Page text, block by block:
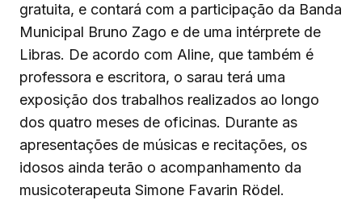
gratuita, e contará com a participação da Banda
Municipal Bruno Zago e de uma intérprete de
Libras. De acordo com Aline, que também é
professora e escritora, o sarau terá uma
exposição dos trabalhos realizados ao longo
dos quatro meses de oficinas. Durante as
apresentações de músicas e recitações, os
idosos ainda terão o acompanhamento da
musicoterapeuta Simone Favarin Rödel.